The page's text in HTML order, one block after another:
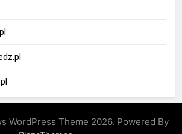
WordPress Theme 2026. Powered By